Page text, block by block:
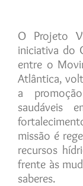
O Projeto
iniciativa do
entre o
Atlântica,
a
saudáveis
missão é
recursos
frente às
saberes.